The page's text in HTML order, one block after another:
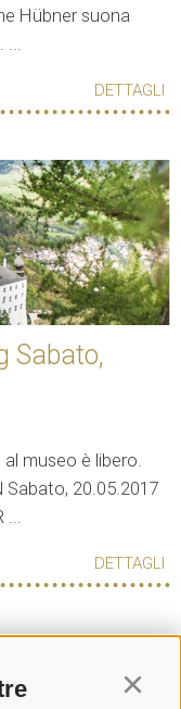
Hübner suona
...
DETTAGLI
Sabato,
museo è libero.
Sabato, 20.05.2017
...
DETTAGLI